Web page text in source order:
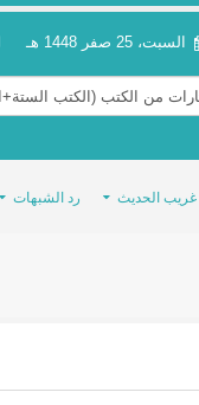
السبت، 25 صفر 1448 هـ
غريب الحديث رد الشبهات